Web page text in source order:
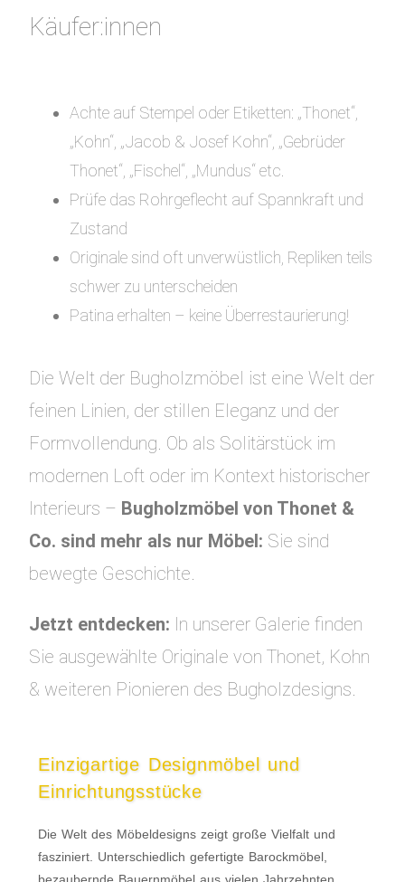
Käufer:innen
Achte auf Stempel oder Etiketten: „Thonet“,
„Kohn“, „Jacob & Josef Kohn“, „Gebrüder
Thonet“, „Fischel“, „Mundus“ etc.
Prüfe das Rohrgeflecht auf Spannkraft und
Zustand
Originale sind oft unverwüstlich, Repliken teils
schwer zu unterscheiden
Patina erhalten – keine Überrestaurierung!
Die Welt der Bugholzmöbel ist eine Welt der
feinen Linien, der stillen Eleganz und der
Formvollendung. Ob als Solitärstück im
modernen Loft oder im Kontext historischer
Interieurs – Bugholzmöbel von Thonet &
Co. sind mehr als nur Möbel: Sie sind
bewegte Geschichte.
Jetzt entdecken: In unserer Galerie finden
Sie ausgewählte Originale von Thonet, Kohn
& weiteren Pionieren des Bugholzdesigns.
Einzigartige Designmöbel und
Einrichtungsstücke
Die Welt des Möbeldesigns zeigt große Vielfalt und
fasziniert. Unterschiedlich gefertigte Barockmöbel,